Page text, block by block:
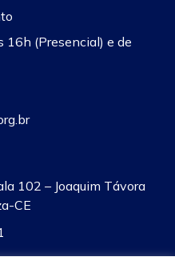
16h (Presencial) e de
102 – Joaquim Távora
CE